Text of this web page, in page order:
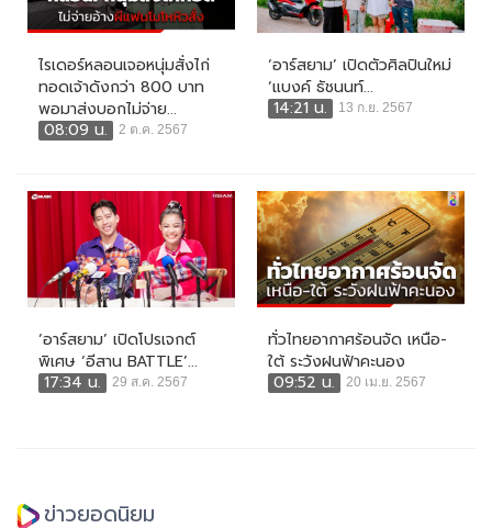
ไรเดอร์หลอนเจอหนุ่มสั่งไก่
ทอดเจ้าดังกว่า 800 บาท
พอมาส่งบอกไม่จ่าย...
08:09 น.
2 ต.ค. 2567
‘อาร์สยาม’ เปิดตัวศิลปินใหม่
‘แบงค์ ธัชนนท์...
14:21 น.
13 ก.ย. 2567
‘อาร์สยาม’ เปิดโปรเจกต์
พิเศษ ‘อีสาน BATTLE’...
17:34 น.
29 ส.ค. 2567
ทั่วไทยอากาศร้อนจัด เหนือ-
ใต้ ระวังฝนฟ้าคะนอง
09:52 น.
20 เม.ย. 2567
ข่าวยอดนิยม